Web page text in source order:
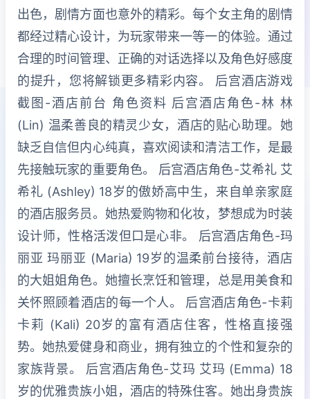
出色，剧情方面也意外的精彩。每个女主角的剧情
都经过精心设计，为玩家带来一等一的体验。通过
合理的时间管理、正确的对话选择以及角色好感度
的提升，您将解锁更多精彩内容。 后宫酒店游戏
截图-酒店前台 角色资料 后宫酒店角色-林 林
(Lin) 温柔善良的精灵少女，酒店的贴心助理。她
缺乏自信但内心纯真，喜欢阅读和清洁工作，是最
先接触玩家的重要角色。 后宫酒店角色-艾希礼 艾
希礼 (Ashley) 18岁的傲娇高中生，来自单亲家庭
的酒店服务员。她热爱购物和化妆，梦想成为时装
设计师，性格活泼但口是心非。 后宫酒店角色-玛
丽亚 玛丽亚 (Maria) 19岁的温柔前台接待，酒店
的大姐姐角色。她擅长烹饪和管理，总是用美食和
关怀照顾着酒店的每一个人。 后宫酒店角色-卡莉
卡莉 (Kali) 20岁的富有酒店住客，性格直接强
势。她热爱健身和商业，拥有独立的个性和复杂的
家族背景。 后宫酒店角色-艾玛 艾玛 (Emma) 18
岁的优雅贵族小姐，酒店的特殊住客。她出身贵族